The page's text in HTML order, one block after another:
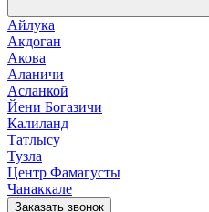
Айлука
Акдоган
Акова
Аланичи
Асланкой
Йени Богазичи
Калиланд
Татлысу
Тузла
Центр Фамагусты
Чанаккале
Заказать звонок